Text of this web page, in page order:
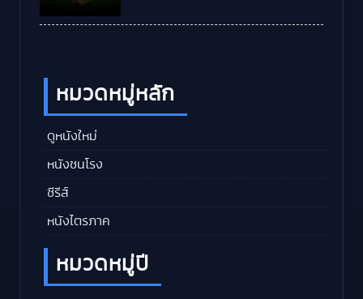
หมวดหมู่หลัก
ดูหนังใหม่
หนังชนโรง
ซีรีส์
หนังไตรภาค
หมวดหมู่ปี